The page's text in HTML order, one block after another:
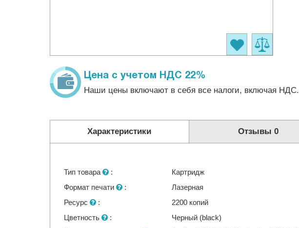
Цена с учетом НДС 22%
Наши цены включают в себя все налоги, включая НДС.
Характеристики Отзывы 0
Тип товара :
Картридж
Формат печати
:
Лазерная
Ресурс
:
2200 копий
Цветность
:
Черный (black)